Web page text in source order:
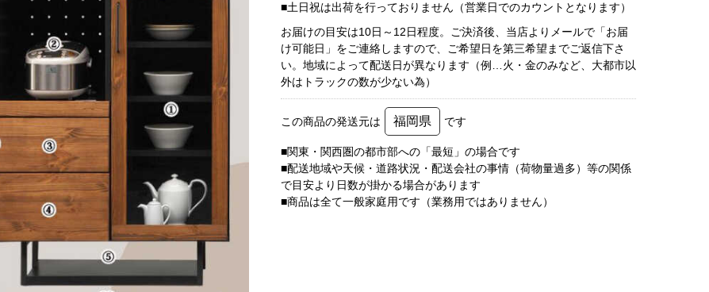
■土日祝は出荷を行っておりません（営業日でのカウントとなります）
お届けの目安は10日～12日程度。ご決済後、当店よりメールで「お届
け可能日」をご連絡しますので、ご希望日を第三希望までご返信下さ
い。地域によって配送日が異なります（例…火・金のみなど、大都市以
外はトラックの数が少ない為）
この商品の発送元は 福岡県 です
■関東・関西圏の都市部への「最短」の場合です
■配送地域や天候・道路状況・配送会社の事情（荷物量過多）等の関係
で目安より日数が掛かる場合があります
■商品は全て一般家庭用です（業務用ではありません）